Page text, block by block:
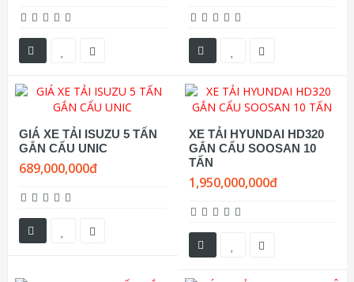
GIÁ XE TẢI ISUZU 5 TẤN
GẮN CẨU UNIC
689,000,000đ
XE TẢI HYUNDAI HD320
GẮN CẨU SOOSAN 10
TẤN
1,950,000,000đ